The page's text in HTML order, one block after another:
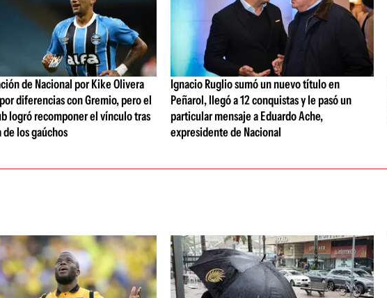
de Nacional por Kike Olivera
diferencias con Gremio, pero el
logró recomponer el vínculo tras
los gaúchos
Ignacio Ruglio sumó un nuevo título en
Peñarol, llegó a 12 conquistas y le pasó un
particular mensaje a Eduardo Ache,
expresidente de Nacional